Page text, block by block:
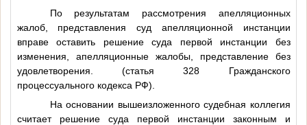
По результатам рассмотрения апелляционных
жалоб, представления суд апелляционной инстанции
вправе оставить решение суда первой инстанции без
изменения, апелляционные жалобы, представление без
удовлетворения. (статья 328 Гражданского
процессуального кодекса РФ).
На основании вышеизложенного судебная коллегия
считает решение суда первой инстанции законным и